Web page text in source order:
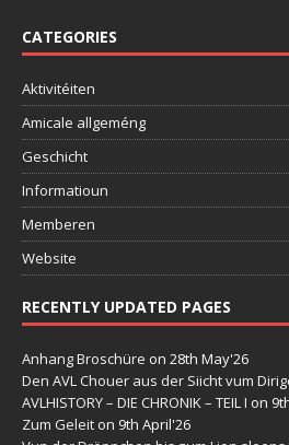
CATEGORIES
Aktivitéiten
Amicale allgeméng
Geschicht
Informatioun
Memberen
Website
RECENTLY UPDATED PAGES
Anhang Broschüre on 28th May'26
Den AVL Chouer aus der Siicht vum
AVLHISTORY – DIE CHRONIK – TEIL I on
Zum Geleit on 9th April'26